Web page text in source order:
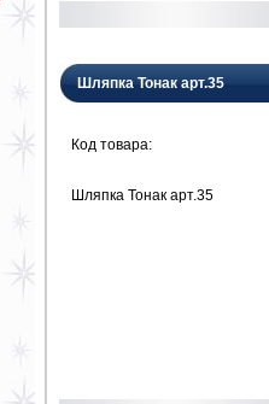
Шляпка Тонак арт.35
Код товара:
Шляпка Тонак арт.35